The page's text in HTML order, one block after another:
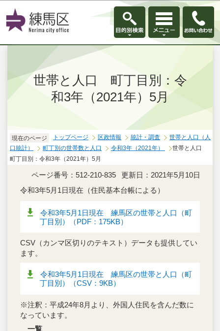
このページの本文へ移動
世帯と人口 町丁目別：令
和3年（2021年）5月
現在のページ トップページ 区政情報 統計・調査
世帯と人口（人
口統計）
町丁別の世帯数と人口 令和3年（2021年）
世帯と人口
町丁目別：令和3年（2021年）5月
ページ番号：512-210-835
更新日：2021年5月10日
令和3年5月1日現在（住民基本台帳による）
令和3年5月1日現在 練馬区の世帯と人口（町
丁目別）（PDF：175KB）
CSV（カンマ区切りのテキスト）データも提供してい
ます。
令和3年5月1日現在 練馬区の世帯と人口（町
丁目別）（CSV：9KB）
※注釈：平成24年8月より、外国人住民を含んだ数に
なっています。
一覧